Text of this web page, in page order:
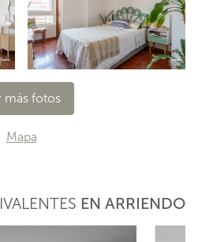
más fotos
Mapa
EN ARRIENDO